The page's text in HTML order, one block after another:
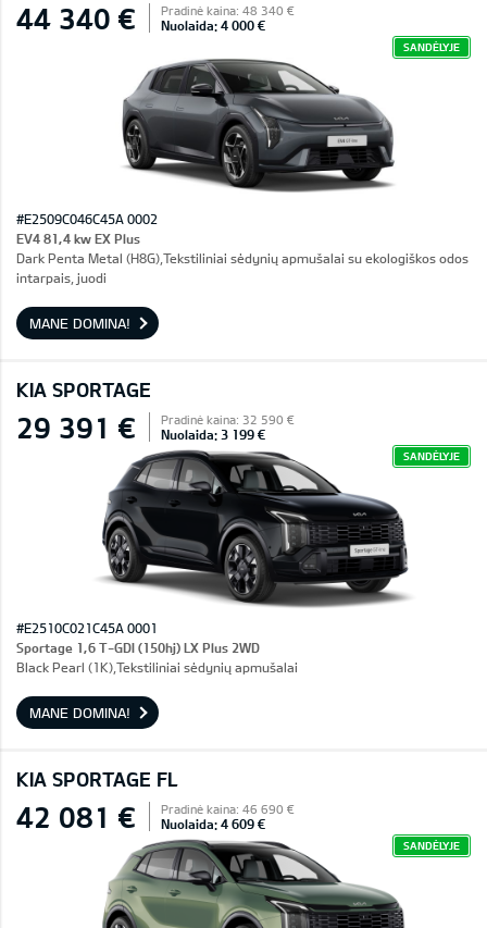
44 340 € Pradinė kaina: 48 340 €
Nuolaida: 4 000 €
SANDĖLYJE
#E2509C046C45A 0002
EV4 81,4 kw EX Plus
Dark Penta Metal (H8G),Tekstiliniai sėdynių apmušalai su ekologiškos odos
intarpais, juodi
MANE DOMINA!
KIA SPORTAGE
29 391 € Pradinė kaina: 32 590 €
Nuolaida: 3 199 €
SANDĖLYJE
#E2510C021C45A 0001
Sportage 1,6 T-GDI (150hj) LX Plus 2WD
Black Pearl (1K),Tekstiliniai sėdynių apmušalai
MANE DOMINA!
KIA SPORTAGE FL
42 081 € Pradinė kaina: 46 690 €
Nuolaida: 4 609 €
SANDĖLYJE